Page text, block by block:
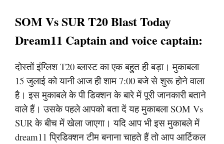
SOM Vs SUR T20 Blast Today
Dream11 Captain and voice captain:
दोस्तों इंग्लिश T20 ब्लास्ट का एक बहुत ही बड़ा। मुकाबला
15 जुलाई को यानी आज ही शाम 7:00 बजे से शुरू होने वाला
है। इस मुकाबले के पी डिक्शन के बारे में पूरी जानकारी बताने
वाले हैं। उसके पहले आपको बता दें यह मुकाबला SOM Vs
SUR के बीच में खेला जाएगा। यदि आप भी इस मुकाबले में
dream11 प्रिडिक्शन टीम बनाना चाहते हैं तो आप आर्टिकल